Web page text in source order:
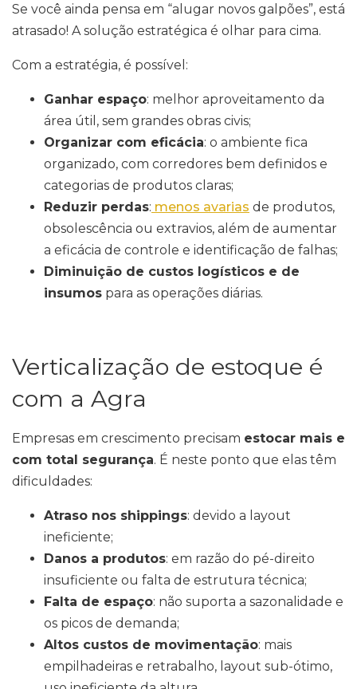
Se você ainda pensa em “alugar novos galpões”, está
atrasado! A solução estratégica é olhar para cima.
Com a estratégia, é possível:
Ganhar espaço: melhor aproveitamento da
área útil, sem grandes obras civis;
Organizar com eficácia: o ambiente fica
organizado, com corredores bem definidos e
categorias de produtos claras;
Reduzir perdas: menos avarias de produtos,
obsolescência ou extravios, além de aumentar
a eficácia de controle e identificação de falhas;
Diminuição de custos logísticos e de
insumos para as operações diárias.
Verticalização de estoque é
com a Agra
Empresas em crescimento precisam estocar mais e
com total segurança. É neste ponto que elas têm
dificuldades:
Atraso nos shippings: devido a layout
ineficiente;
Danos a produtos: em razão do pé-direito
insuficiente ou falta de estrutura técnica;
Falta de espaço: não suporta a sazonalidade e
os picos de demanda;
Altos custos de movimentação: mais
empilhadeiras e retrabalho, layout sub-ótimo,